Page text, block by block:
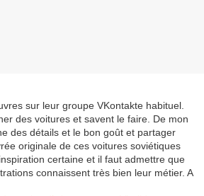
sur leur groupe VKontakte habituel.
des voitures et savent le faire. De mon
des détails et le bon goût et partager
originale de ces voitures soviétiques
certaine et il faut admettre que
connaissent très bien leur métier. A